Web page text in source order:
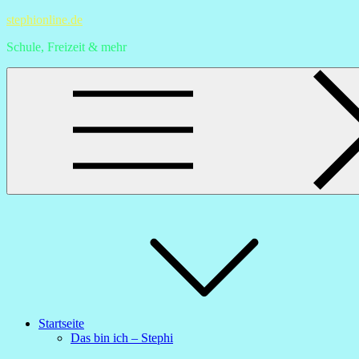
Skip
content
stephionline.de
Schule, Freizeit & mehr
Startseite
Das bin ich – Stephi